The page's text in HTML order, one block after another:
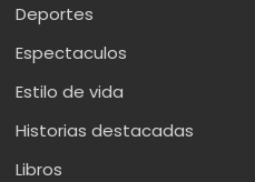
Deportes
Espectaculos
Estilo de vida
Historias destacadas
Libros